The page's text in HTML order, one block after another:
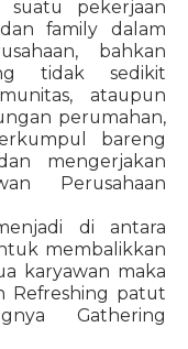
suatu pekerjaan
family dalam
bahkan
tidak sedikit
ataupun
perumahan,
bareng
mengerjakan
Perusahaan
di antara
membalikkan
karyawan maka
Refreshing patut
Gathering